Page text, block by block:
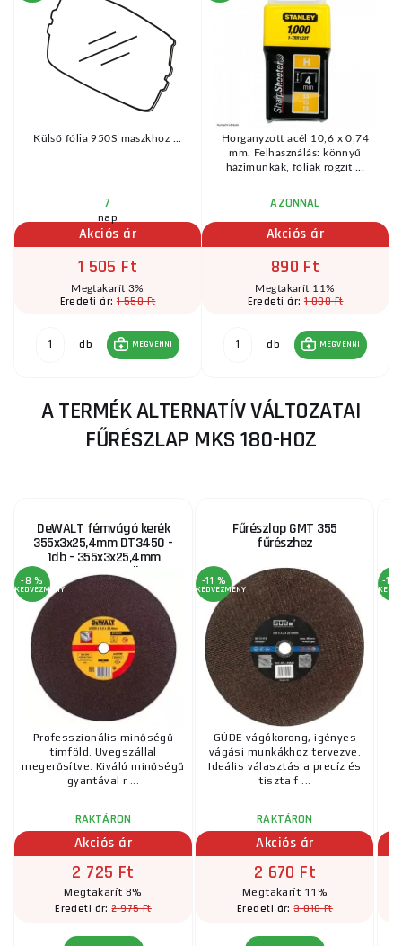
Külső fólia 950S maszkhoz ...
7
nap
Akciós ár
1 505 Ft
Megtakarít 3%
Eredeti ár:1 550 Ft
db MEGVENNI
Horganyzott acél 10,6 x 0,74
mm. Felhasználás: könnyű
házimunkák, fóliák rögzít ...
AZONNAL
Akciós ár
890 Ft
Megtakarít 11%
Eredeti ár:1 000 Ft
db MEGVENNI
A TERMÉK ALTERNATÍV VÁLTOZATAI
FŰRÉSZLAP MKS 180-HOZ
DeWALT fémvágó kerék
355x3x25,4mm DT3450 -
1db - 355x3x25,4mm
DT3450 - 1 db
-8 %
KEDVEZMÉNY
Professzionális minőségű
timföld. Üvegszállal
megerősítve. Kiváló minőségű
gyantával r ...
RAKTÁRON
Akciós ár
2 725 Ft
Megtakarít 8%
Eredeti ár:2 975 Ft
Fűrészlap GMT 355
fűrészhez
-11 %
KEDVEZMÉNY
GÜDE vágókorong, igényes
vágási munkákhoz tervezve.
Ideális választás a precíz és
tiszta f ...
RAKTÁRON
Akciós ár
2 670 Ft
Megtakarít 11%
Eredeti ár:3 010 Ft
-15